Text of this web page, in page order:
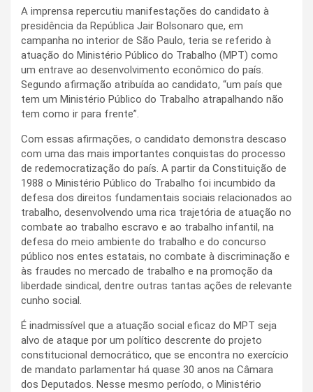
A imprensa repercutiu manifestações do candidato à
presidência da República Jair Bolsonaro que, em
campanha no interior de São Paulo, teria se referido à
atuação do Ministério Público do Trabalho (MPT) como
um entrave ao desenvolvimento econômico do país.
Segundo afirmação atribuída ao candidato, “um país que
tem um Ministério Público do Trabalho atrapalhando não
tem como ir para frente”.
Com essas afirmações, o candidato demonstra descaso
com uma das mais importantes conquistas do processo
de redemocratização do país. A partir da Constituição de
1988 o Ministério Público do Trabalho foi incumbido da
defesa dos direitos fundamentais sociais relacionados ao
trabalho, desenvolvendo uma rica trajetória de atuação no
combate ao trabalho escravo e ao trabalho infantil, na
defesa do meio ambiente do trabalho e do concurso
público nos entes estatais, no combate à discriminação e
às fraudes no mercado de trabalho e na promoção da
liberdade sindical, dentre outras tantas ações de relevante
cunho social.
É inadmissível que a atuação social eficaz do MPT seja
alvo de ataque por um político descrente do projeto
constitucional democrático, que se encontra no exercício
de mandato parlamentar há quase 30 anos na Câmara
dos Deputados. Nesse mesmo período, o Ministério